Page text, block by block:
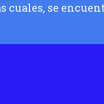
cuales, se